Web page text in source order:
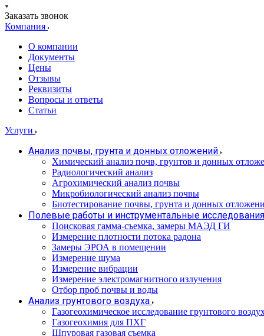
Заказать звонок
Компания
О компании
Документы
Цены
Отзывы
Реквизиты
Вопросы и ответы
Статьи
Услуги
Анализ почвы, грунта и донных отложений
Химический анализ почв, грунтов и донных
Радиологический анализ
Агрохимический анализ почвы
Микробиологический анализ почвы
Биотестирование почвы, грунта и донных
Полевые работы и инструментальные исследования
Поисковая гамма-съемка, замеры МАЭД ГИ
Измерение плотности потока радона
Замеры ЭРОА в помещении
Измерение шума
Измерение вибрации
Измерение электромагнитного излучения
Отбор проб почвы и воды
Анализ грунтового воздуха
Газогеохимическое исследование грунтового
Газогеохимия для ПХГ
Шпуровая газовая съемка